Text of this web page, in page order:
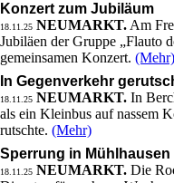
Konzert zum Jubiläum
18.11.25 NEUMARKT. Am
Jubiläen der Gruppe „Flauto
gemeinsamen Konzert. (Mehr)
In Gegenverkehr
18.11.25 NEUMARKT. In
als ein Kleinbus auf nassem
rutschte. (Mehr)
Sperrung in Mühlhausen
18.11.25 NEUMARKT. Die